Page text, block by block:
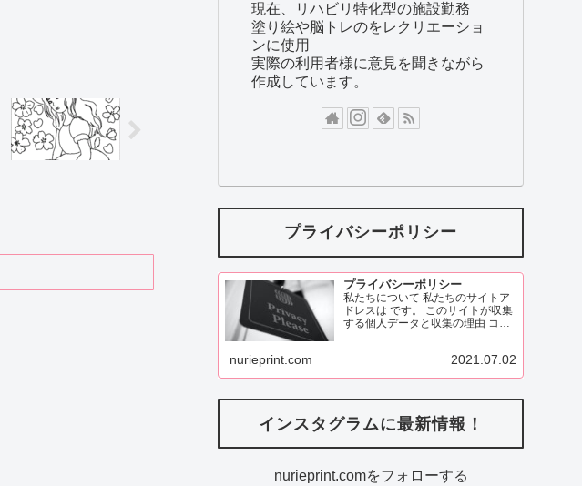
現在、リハビリ特化型の施設勤務
塗り絵や脳トレのをレクリエーショ
ンに使用
実際の利用者様に意見を聞きながら
作成しています。
プライバシーポリシー
プライバシーポリシー
私たちについて 私たちのサイトア
ドレスは です。 このサイトが収集
する個人データと収集の理由 コメ
表示されているデータ、
nurieprint.com 2021.07.02
インスタグラムに最新情報！
nurieprint.comをフォローする